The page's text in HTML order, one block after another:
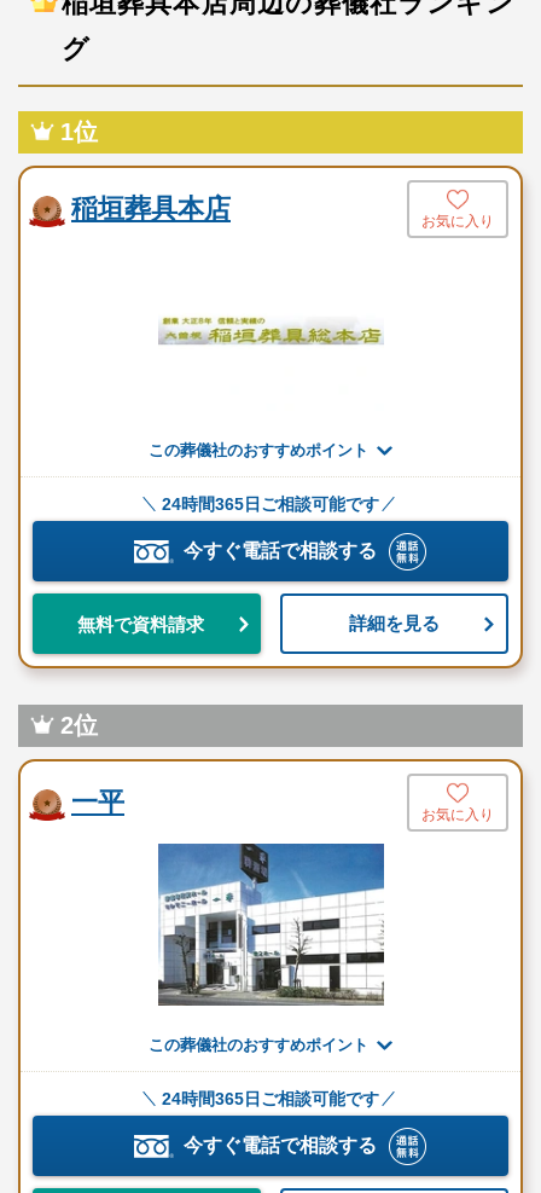
グ
1位
稲垣葬具本店 お気に入り
この葬儀社のおすすめポイント
24時間365日ご相談可能です
今すぐ電話で相談する
無料で資料請求 詳細を見る
2位
一平 お気に入り
この葬儀社のおすすめポイント
24時間365日ご相談可能です
今すぐ電話で相談する